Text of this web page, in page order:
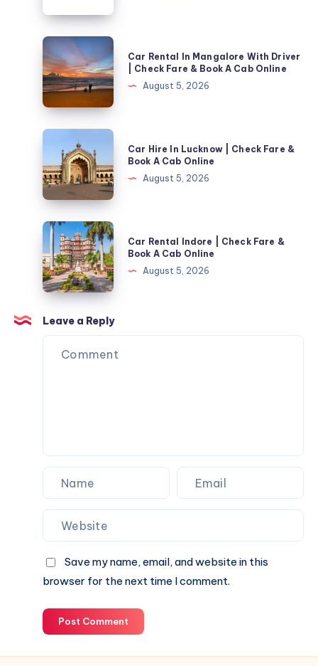
المناسب
للمساحات
الكبيرة
Car
Rental
In
Mangalore
With
Driver
Check
Fare
Book
Cab
Online
Car Rental In Mangalore With Driver
| Check Fare & Book A Cab Online
August 5, 2026
Car
In
Lucknow
Check
Fare
&
Book
Cab
Online
Car Hire In Lucknow | Check Fare &
Book A Cab Online
August 5, 2026
Car
Rental
Indore
|
Check
Fare
&
Book
Car Rental Indore | Check Fare &
Book A Cab Online
August 5, 2026
Leave a Reply
Save my name, email, and website in this
browser for the next time I comment.
Post Comment